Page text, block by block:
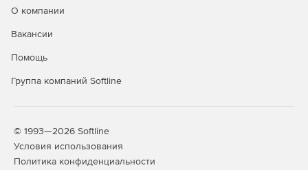
О компании
Вакансии
Помощь
Группа компаний Softline
© 1993—2026 Softline
Условия использования
Политика конфиденциальности